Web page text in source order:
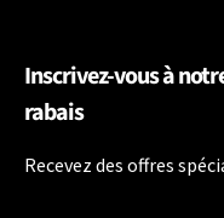
Inscrivez-vous à
rabais
Recevez des offres